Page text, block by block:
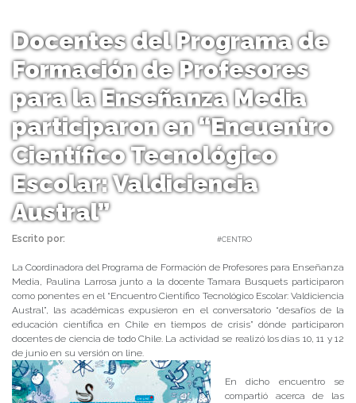
Docentes del Programa de
Formación de Profesores
para la Enseñanza Media
participaron en “Encuentro
Científico Tecnológico
Escolar: Valdiciencia
Austral”
Escrito por: #CENTRO
La Coordinadora del Programa de Formación de Profesores para Enseñanza
Media, Paulina Larrosa junto a la docente Tamara Busquets participaron
como ponentes en el “Encuentro Científico Tecnológico Escolar: Valdiciencia
Austral”, las académicas expusieron en el conversatorio “desafíos de la
educación científica en Chile en tiempos de crisis” dónde participaron
docentes de ciencia de todo Chile. La actividad se realizó los días 10, 11 y 12
de junio en su versión on line.
En dicho encuentro se
compartió acerca de las